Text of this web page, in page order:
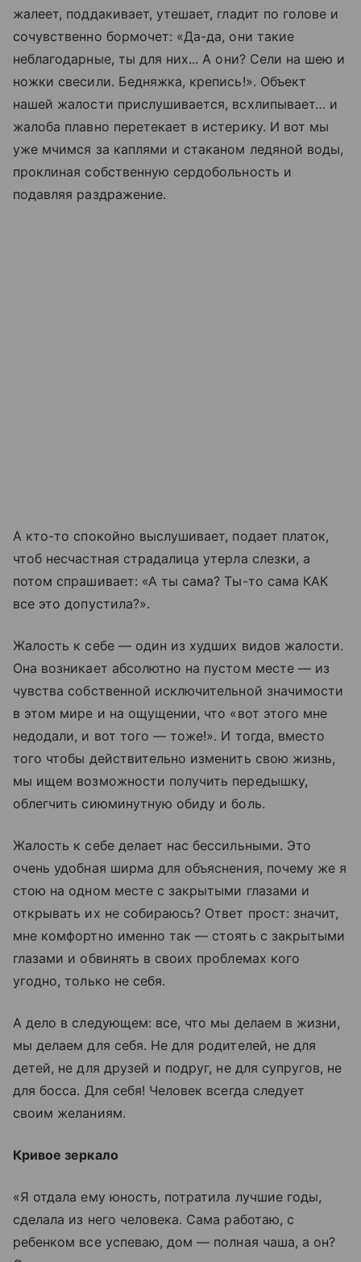
жалеет, поддакивает, утешает, гладит по голове и
сочувственно бормочет: «Да-да, они такие
неблагодарные, ты для них... А они? Сели на шею и
ножки свесили. Бедняжка, крепись!». Объект
нашей жалости прислушивается, всхлипывает… и
жалоба плавно перетекает в истерику. И вот мы
уже мчимся за каплями и стаканом ледяной воды,
проклиная собственную сердобольность и
подавляя раздражение.
А кто-то спокойно выслушивает, подает платок,
чтоб несчастная страдалица утерла слезки, а
потом спрашивает: «А ты сама? Ты-то сама КАК
все это допустила?».
Жалость к себе — один из худших видов жалости.
Она возникает абсолютно на пустом месте — из
чувства собственной исключительной значимости
в этом мире и на ощущении, что «вот этого мне
недодали, и вот того — тоже!». И тогда, вместо
того чтобы действительно изменить свою жизнь,
мы ищем возможности получить передышку,
облегчить сиюминутную обиду и боль.
Жалость к себе делает нас бессильными. Это
очень удобная ширма для объяснения, почему же я
стою на одном месте с закрытыми глазами и
открывать их не собираюсь? Ответ прост: значит,
мне комфортно именно так — стоять с закрытыми
глазами и обвинять в своих проблемах кого
угодно, только не себя.
А дело в следующем: все, что мы делаем в жизни,
мы делаем для себя. Не для родителей, не для
детей, не для друзей и подруг, не для супругов, не
для босса. Для себя! Человек всегда следует
своим желаниям.
Кривое зеркало
«Я отдала ему юность, потратила лучшие годы,
сделала из него человека. Сама работаю, с
ребенком все успеваю, дом — полная чаша, а он?